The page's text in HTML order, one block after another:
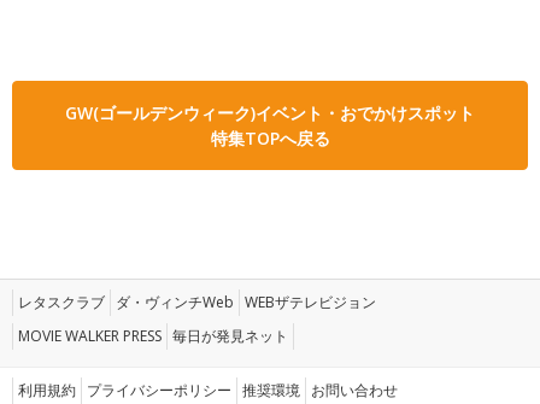
GW(ゴールデンウィーク)イベント・おでかけスポット
特集TOPへ戻る
レタスクラブ ダ・ヴィンチWeb WEBザテレビジョン
MOVIE WALKER PRESS 毎日が発見ネット
利用規約 プライバシーポリシー 推奨環境 お問い合わせ